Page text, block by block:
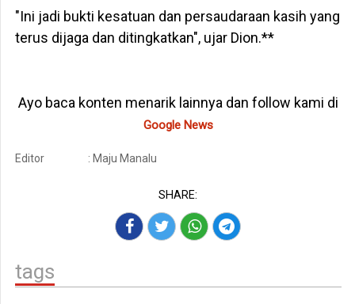
"Ini jadi bukti kesatuan dan persaudaraan kasih yang
terus dijaga dan ditingkatkan", ujar Dion.**
Ayo baca konten menarik lainnya dan follow kami di
Google News
Editor : Maju Manalu
SHARE:
tags